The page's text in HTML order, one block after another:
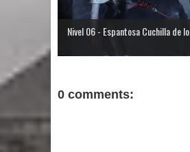
Nivel 06 - Espantosa Cuchilla de lo...
0 comments: